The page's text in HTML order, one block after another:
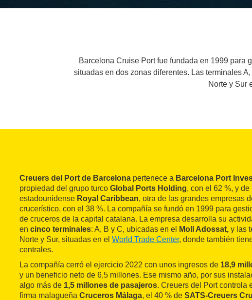
Barcelona Cruise Port fue fundada en 1999 para
situadas en dos zonas diferentes. Las terminales
Norte y Sur
Creuers del Port de Barcelona pertenece a Barcelona Port
propiedad del grupo turco Global Ports Holding, con el 62 %, y de
estadounidense Royal Caribbean, otra de las grandes empresas
crucerístico, con el 38 %. La compañía se fundó en 1999 para
de cruceros de la capital catalana. La empresa desarrolla su
en cinco terminales: A, B y C, ubicadas en el Moll Adossat, y las
Norte y Sur, situadas en el World Trade Center, donde también
centrales.
La compañía cerró el ejercicio 2022 con unos ingresos de 18,9
y un beneficio neto de 6,5 millones. Ese mismo año, por sus
algo más de 1,5 millones de pasajeros. Creuers del Port controla
firma malagueña Cruceros Málaga, el 40 % de SATS-Creuers